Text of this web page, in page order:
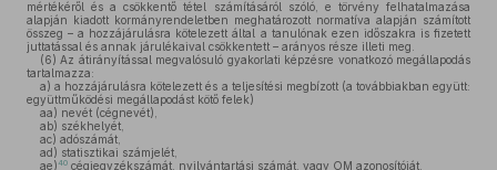
mértékéről és a csökkentő tétel számításáról szóló, e törvény felhatalmazása
alapján kiadott kormányrendeletben meghatározott normatíva alapján számított
összeg – a hozzájárulásra kötelezett által a tanulónak ezen időszakra is fizetett
juttatással és annak járulékaival csökkentett – arányos része illeti meg.
(6) Az átirányítással megvalósuló gyakorlati képzésre vonatkozó megállapodás
tartalmazza:
a) a hozzájárulásra kötelezett és a teljesítési megbízott (a továbbiakban együtt:
együttműködési megállapodást kötő felek)
aa) nevét (cégnevét),
ab) székhelyét,
ac) adószámát,
ad) statisztikai számjelét,
ae)40 cégjegyzékszámát, nyilvántartási számát, vagy OM azonosítóját,